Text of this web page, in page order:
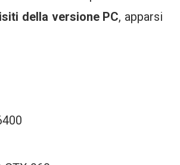
della versione PC, apparsi